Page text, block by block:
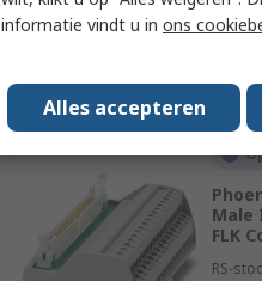
Male
FLK
RS-
informatie vindt u in ons
Alles accepteren